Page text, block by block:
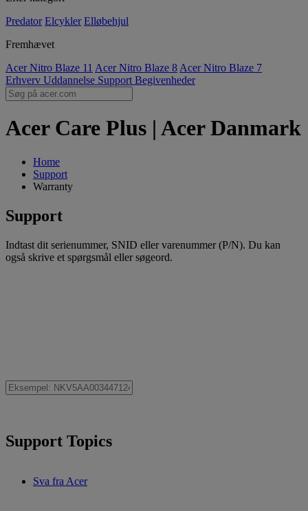
Predator Elcykler Elløbehjul
Fremhævet
Acer Nitro Blaze 11 Acer Nitro Blaze 8 Acer Nitro Blaze 7
Erhverv Uddannelse Support Begivenheder
Acer Care Plus | Acer Danmark
Home
Support
Warranty
Support
Indtast dit serienummer, SNID eller varenummer (P/N). Du kan
også skrive et spørgsmål eller søgeord.
Support Topics
Sva fra Acer